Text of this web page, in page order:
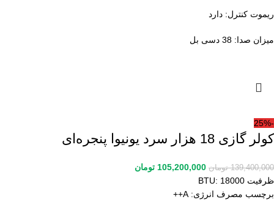
ریموت کنترل: دارد
میزان صدا: 38 دسی بل
-25%
کولر گازی 18 هزار سرد یونیوا پنجره‌ای
139,400,000 تومان 105,200,000 تومان
ظرفیت BTU: 18000
برچسب مصرف انرژی: A++